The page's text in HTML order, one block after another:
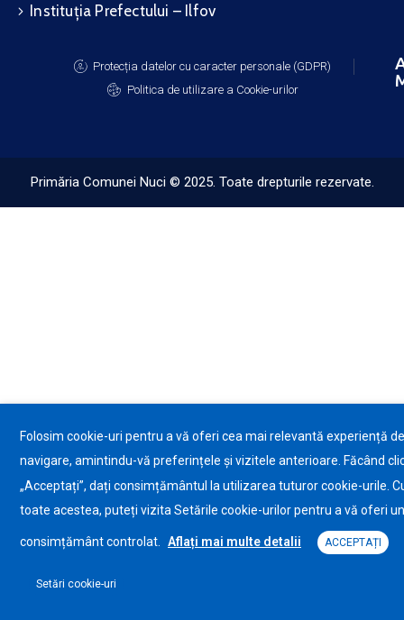
Instituția Prefectului – Ilfov
Protecția datelor cu caracter personale (GDPR)
Politica de utilizare a Cookie-urilor
Primăria Comunei Nuci © 2025. Toate drepturile rezervate.
Folosim cookie-uri pentru a vă oferi cea mai relevantă experiență de
navigare, amintindu-vă preferințele și vizitele anterioare. Făcând
„Acceptați”, dați consimțământul la utilizarea tuturor cookie-urile.
toate acestea, puteți vizita Setările cookie-urilor pentru a vă oferi un
consimțământ controlat. Aflați mai multe detalii ACCEPTAȚI
Setări cookie-uri